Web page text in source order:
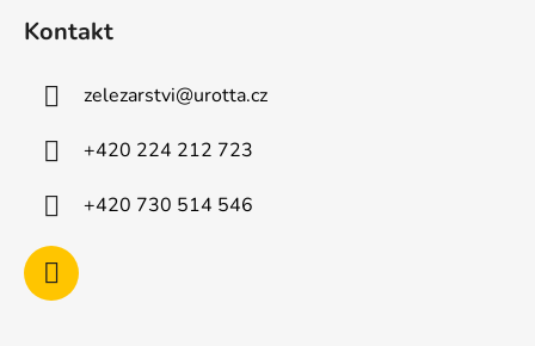
Kontakt
zelezarstvi@urotta.cz
+420 224 212 723
+420 730 514 546